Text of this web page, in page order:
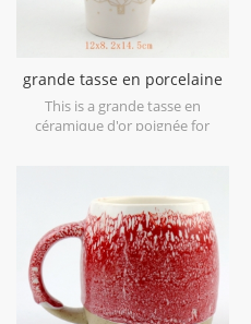
grande tasse en porcelaine
avec motif or et poignée
dorée
This is a grande tasse en
céramique d'or poignée for